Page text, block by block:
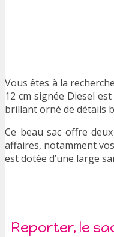
Vous êtes à la
12 cm signée Diesel
brillant orné de détails
Ce beau sac offre
affaires, notamment
est dotée d’une large
Reporter, le